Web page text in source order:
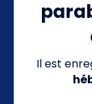
Il est